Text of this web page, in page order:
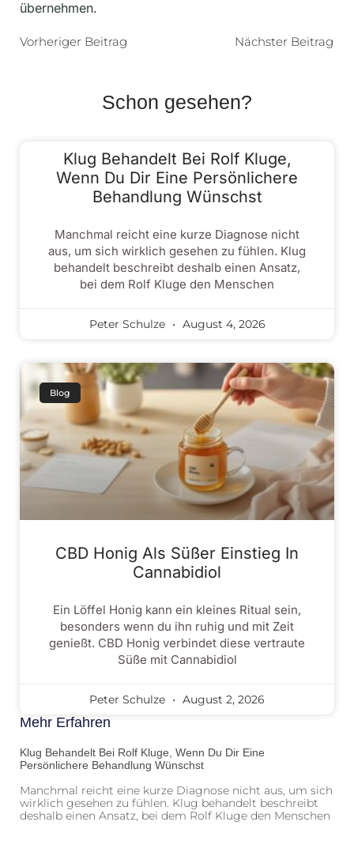
übernehmen.
Vorheriger Beitrag Nächster Beitrag
Schon gesehen?
Klug Behandelt Bei Rolf Kluge,
Wenn Du Dir Eine Persönlichere
Behandlung Wünschst
Manchmal reicht eine kurze Diagnose nicht
aus, um sich wirklich gesehen zu fühlen. Klug
behandelt beschreibt deshalb einen Ansatz,
bei dem Rolf Kluge den Menschen
Peter Schulze August 4, 2026
Blog
CBD Honig Als Süßer Einstieg In
Cannabidiol
Ein Löffel Honig kann ein kleines Ritual sein,
besonders wenn du ihn ruhig und mit Zeit
genießt. CBD Honig verbindet diese vertraute
Süße mit Cannabidiol
Peter Schulze August 2, 2026
Mehr Erfahren
Klug Behandelt Bei Rolf Kluge, Wenn Du Dir Eine
Persönlichere Behandlung Wünschst
Manchmal reicht eine kurze Diagnose nicht aus, um sich
wirklich gesehen zu fühlen. Klug behandelt beschreibt
deshalb einen Ansatz, bei dem Rolf Kluge den Menschen